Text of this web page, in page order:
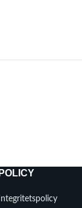
POLICY
Integritetspolicy